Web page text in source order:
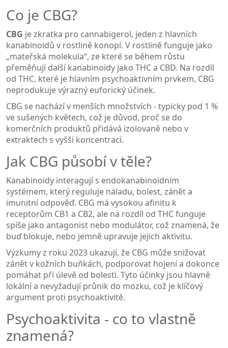
Co je CBG?
CBG je zkratka pro cannabigerol, jeden z hlavních
kanabinoidů v rostlině konopí. V rostlině funguje jako
„mateřská molekula“, ze které se během růstu
přeměňují další kanabinoidy jako THC a CBD. Na rozdíl
od THC, které je hlavním psychoaktivním prvkem, CBG
neprodukuje výrazný euforický účinek.
CBG se nachází v menších množstvích - typicky pod 1 %
ve sušených květech, což je důvod, proč se do
komerčních produktů přidává izolovaně nebo v
extraktech s vyšší koncentrací.
Jak CBG působí v těle?
Kanabinoidy interagují s endokanabinoidním
systémem, který reguluje náladu, bolest, zánět a
imunitní odpověď. CBG má vysokou afinitu k
receptorům CB1 a CB2, ale na rozdíl od THC funguje
spíše jako antagonist nebo modulátor, což znamená, že
buď blokuje, nebo jemně upravuje jejich aktivitu.
Výzkumy z roku 2023 ukazují, že CBG může snižovat
zánět v kožních buňkách, podporovat hojení a dokonce
pomáhat při úlevě od bolesti. Tyto účinky jsou hlavně
lokální a nevyžadují průnik do mozku, což je klíčový
argument proti psychoaktivitě.
Psychoaktivita - co to vlastně
znamená?